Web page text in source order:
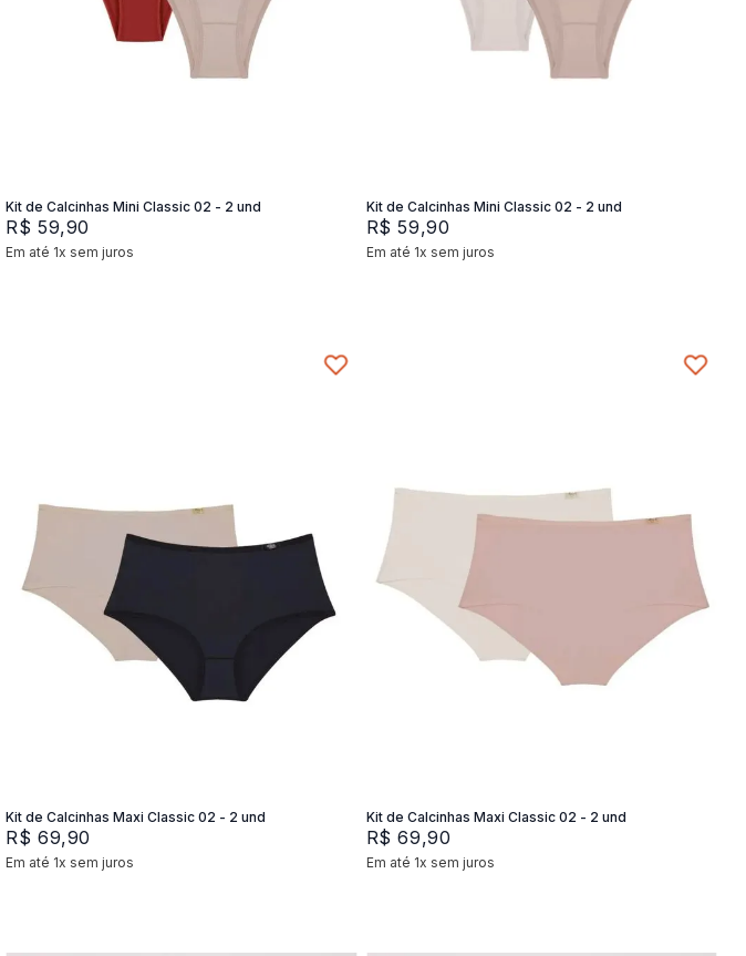
Kit de Calcinhas Mini Classic 02 - 2 und
R$ 59,90
Em até 1x sem juros
Kit de Calcinhas Mini Classic 02 - 2 und
R$ 59,90
Em até 1x sem juros
Kit de Calcinhas Maxi Classic 02 - 2 und
R$ 69,90
Em até 1x sem juros
Kit de Calcinhas Maxi Classic 02 - 2 und
R$ 69,90
Em até 1x sem juros